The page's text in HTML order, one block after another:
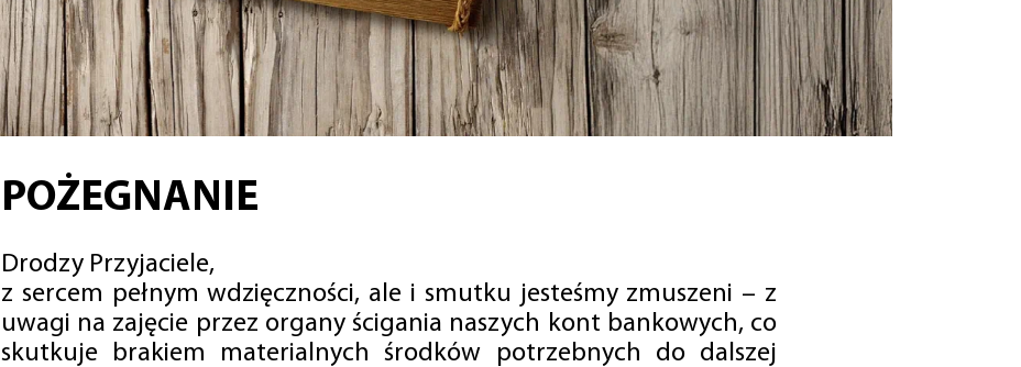
POŻEGNANIE
Drodzy Przyjaciele,
z sercem pełnym wdzięczności, ale i smutku jesteśmy zmuszeni – z
uwagi na zajęcie przez organy ścigania naszych kont bankowych, co
skutkuje brakiem materialnych środków potrzebnych do dalszej